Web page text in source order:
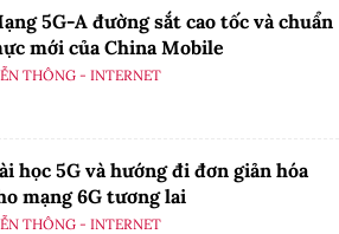
5G-A đường sắt cao tốc và chuẩn
mới của China Mobile
THÔNG - INTERNET
học 5G và hướng đi đơn giản hóa
mạng 6G tương lai
THÔNG - INTERNET